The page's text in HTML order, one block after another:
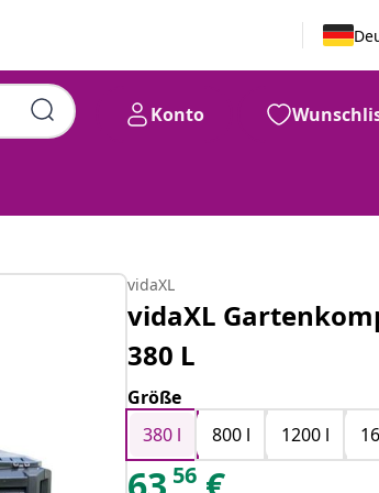
Konto
vidaXL
vidaXL
380 L
Größe
380 l
800 l 1200 l
56